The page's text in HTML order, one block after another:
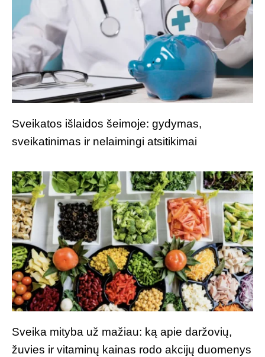
Sveikatos išlaidos šeimoje: gydymas,
sveikatinimas ir nelaimingi atsitikimai
Sveika mityba už mažiau: ką apie daržovių,
žuvies ir vitaminų kainas rodo akcijų duomenys